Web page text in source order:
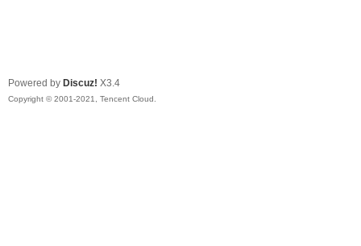
Powered by Discuz! X3.4
Copyright © 2001-2021, Tencent Cloud.